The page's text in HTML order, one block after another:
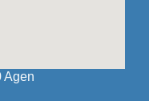
Agen